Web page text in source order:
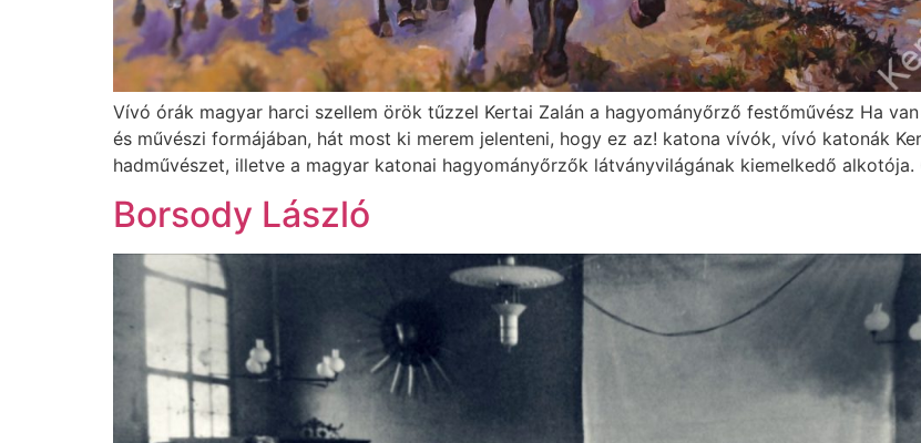
Vívó órák magyar harci szellem örök tűzzel Kertai Zalán a hagyományőrző festőművész Ha
és művészi formájában, hát most ki merem jelenteni, hogy ez az! katona vívók, vívó katonák
hadművészet, illetve a magyar katonai hagyományőrzők látványvilágának kiemelkedő
Borsody László